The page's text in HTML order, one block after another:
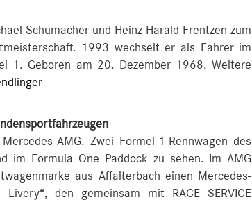
Schumacher und Heinz-Harald Frentzen zum
1993 wechselt er als Fahrer im
1. Geboren am 20. Dezember 1968. Weitere
AMG. Zwei Formel-1-Rennwagen des
im Formula One Paddock zu sehen. Im AMG
aus Affalterbach einen Mercedes-
den gemeinsam mit RACE SERVICE